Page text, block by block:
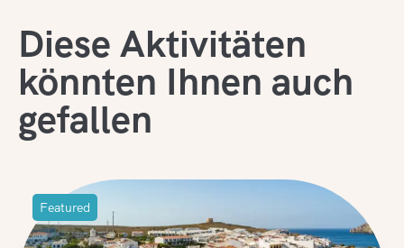
Diese Aktivitäten
könnten Ihnen auch
gefallen
Featured